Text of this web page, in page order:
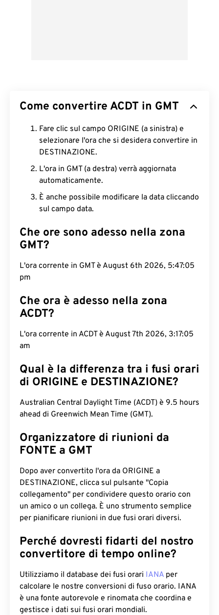
Come convertire ACDT in GMT
Fare clic sul campo ORIGINE (a sinistra) e
selezionare l'ora che si desidera convertire in
DESTINAZIONE.
L'ora in GMT (a destra) verrà aggiornata
automaticamente.
È anche possibile modificare la data cliccando
sul campo data.
Che ore sono adesso nella zona
GMT?
L'ora corrente in GMT è August 6th 2026, 5:47:06
pm
Che ora è adesso nella zona
ACDT?
L'ora corrente in ACDT è August 7th 2026, 3:17:06
am
Qual è la differenza tra i fusi orari
di ORIGINE e DESTINAZIONE?
Australian Central Daylight Time (ACDT) è 9.5 hours
ahead di Greenwich Mean Time (GMT).
Organizzatore di riunioni da
FONTE a GMT
Dopo aver convertito l'ora da ORIGINE a
DESTINAZIONE, clicca sul pulsante "Copia
collegamento" per condividere questo orario con
un amico o un collega. È uno strumento semplice
per pianificare riunioni in due fusi orari diversi.
Perché dovresti fidarti del nostro
convertitore di tempo online?
Utilizziamo il database dei fusi orari IANA per
calcolare le nostre conversioni di fuso orario. IANA
è una fonte autorevole e rinomata che coordina e
gestisce i dati sui fusi orari mondiali.